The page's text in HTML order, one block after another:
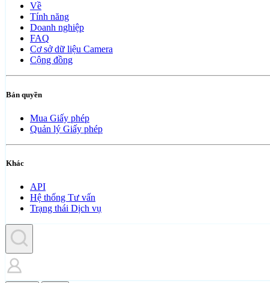
Về
Tính năng
Doanh nghiệp
FAQ
Cơ sở dữ liệu Camera
Cộng đồng
Bản quyền
Mua Giấy phép
Quản lý Giấy phép
Khác
API
Hệ thống Tư vấn
Trạng thái Dịch vụ